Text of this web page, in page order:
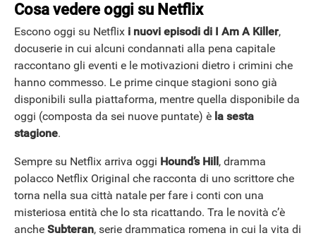
Cosa vedere oggi su Netflix
Escono oggi su Netflix i nuovi episodi di I Am A Killer,
docuserie in cui alcuni condannati alla pena capitale
raccontano gli eventi e le motivazioni dietro i crimini che
hanno commesso. Le prime cinque stagioni sono già
disponibili sulla piattaforma, mentre quella disponibile da
oggi (composta da sei nuove puntate) è la sesta
stagione.
Sempre su Netflix arriva oggi Hound’s Hill, dramma
polacco Netflix Original che racconta di uno scrittore che
torna nella sua città natale per fare i conti con una
misteriosa entità che lo sta ricattando. Tra le novità c’è
anche Subteran, serie drammatica romena in cui la vita di